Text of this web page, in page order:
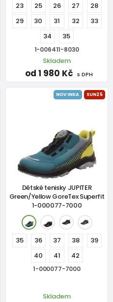
23 25 26 27
28
29
30 31 32
33
34
35
1-006411-8030
Skladem
od 1 980 Kč s DPH
NOVINKA SUN25
Dětské tenisky JUPITER
Green/Yellow GoreTex Superfit
1-000077-7000
35 36 37 38
39
40
41 42
1-000077-7000
Skladem